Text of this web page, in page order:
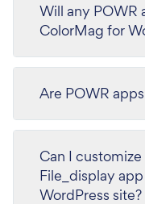
Will any POWR
ColorMag for
Are POWR
Can I
File_display
WordPress site?